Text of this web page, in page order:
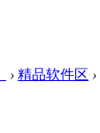
› 精品软件区 ›